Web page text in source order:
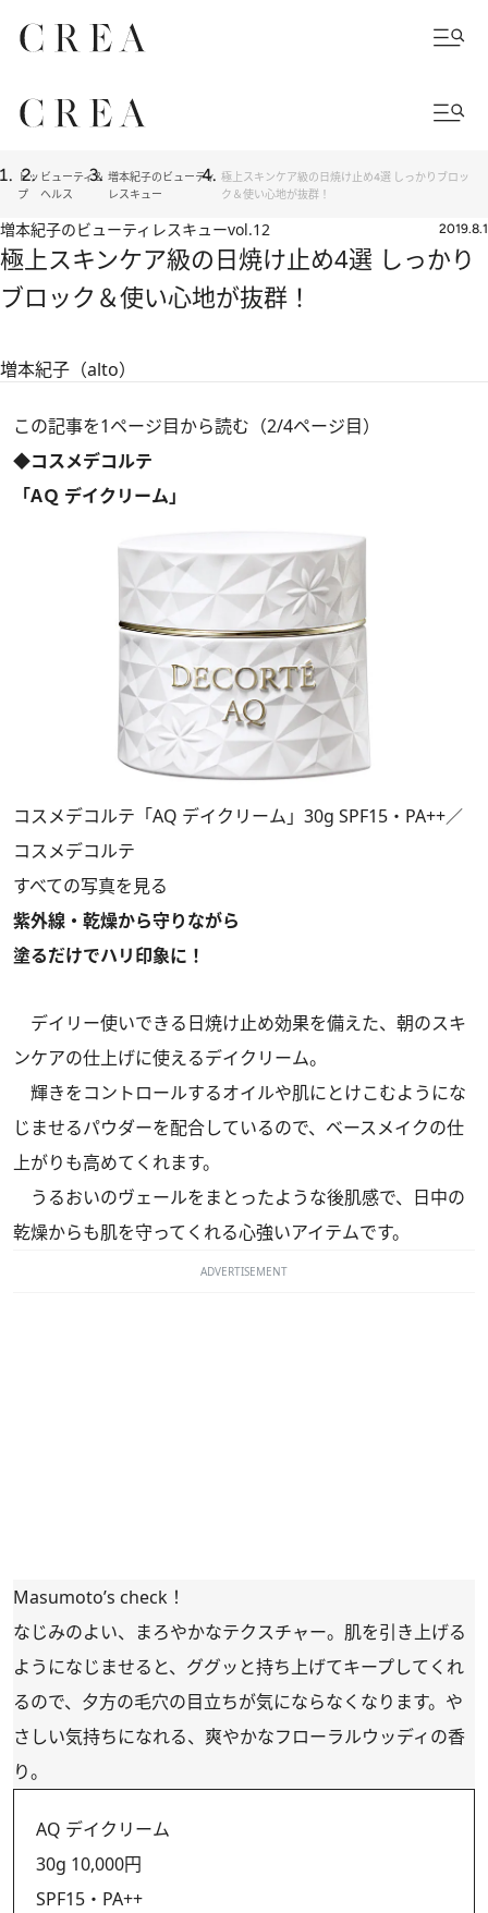
トッ
プ
ビューティ＆
ヘルス
増本紀子のビューティ
レスキュー
極上スキンケア級の日焼け止め4選 しっかりブロッ
ク＆使い心地が抜群！
増本紀子のビューティレスキューvol.12 2019.8.1
極上スキンケア級の日焼け止め4選 しっかり
ブロック＆使い心地が抜群！
増本紀子（alto）
この記事を1ページ目から読む（2/4ページ目）
◆コスメデコルテ
「AＱ デイクリーム」
コスメデコルテ「AQ デイクリーム」30g SPF15・PA++／
コスメデコルテ
すべての写真を見る
紫外線・乾燥から守りながら
塗るだけでハリ印象に！
デイリー使いできる日焼け止め効果を備えた、朝のスキ
ンケアの仕上げに使えるデイクリーム。
輝きをコントロールするオイルや肌にとけこむようにな
じませるパウダーを配合しているので、ベースメイクの仕
上がりも高めてくれます。
うるおいのヴェールをまとったような後肌感で、日中の
乾燥からも肌を守ってくれる心強いアイテムです。
ADVERTISEMENT
Masumoto’s check！
なじみのよい、まろやかなテクスチャー。肌を引き上げる
ようになじませると、ググッと持ち上げてキープしてくれ
るので、夕方の毛穴の目立ちが気にならなくなります。や
さしい気持ちになれる、爽やかなフローラルウッディの香
り。
AQ デイクリーム
30g 10,000円
SPF15・PA++